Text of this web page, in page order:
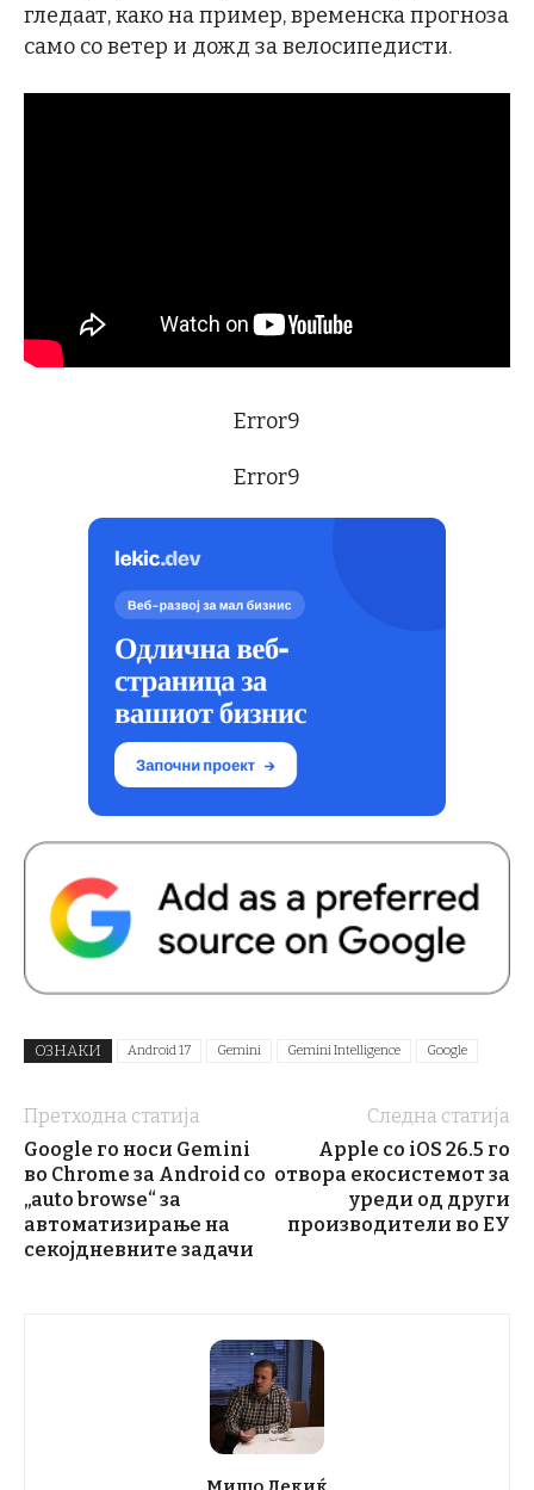
гледаат, како на пример, временска прогноза
само со ветер и дожд за велосипедисти.
Error9
Error9
ОЗНАКИ Android 17 Gemini Gemini Intelligence Google
Претходна статија
Google го носи Gemini
во Chrome за Android со
„auto browse“ за
автоматизирање на
секојдневните задачи
Следна статија
Apple со iOS 26.5 го
отвора екосистемот за
уреди од други
производители во ЕУ